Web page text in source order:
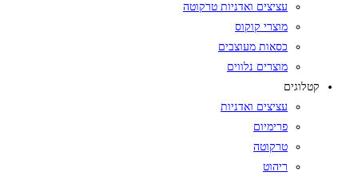
עציצים ואדניות טרקוטה
מוצרי קוקוס
כסאות מעוצבים
מוצרים נלווים
קטלוגים
עציצים ואדניות
פרימיום
טרקוטה
ריהוט